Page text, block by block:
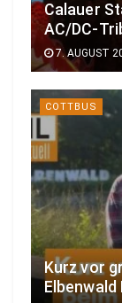
Calauer
AC/DC-
7. AUGUST
COTTBUS
Kurz vor